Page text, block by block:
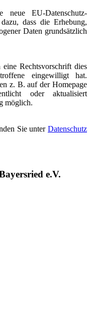
EU-Datenschutz-
dass die Erhebung,
Daten grundsätzlich
Rechtsvorschrift dies
eingewilligt hat.
z. B. auf der Homepage
oder aktualisiert
möglich.
Sie unter Datenschutz
e.V.